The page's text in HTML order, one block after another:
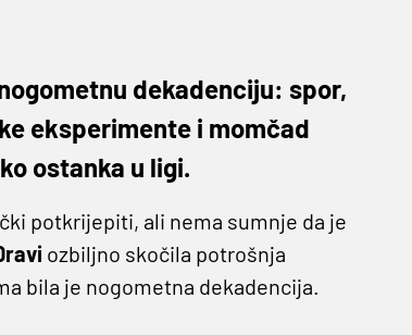
dekadenciju: spor,
eksperimente i momčad
ostanka u ligi.
potkrijepiti, ali nema sumnje da je
ozbiljno skočila potrošnja
bila je nogometna dekadencija.